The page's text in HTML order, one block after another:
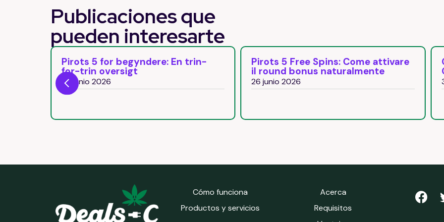
Publicaciones que
pueden interesarte
Pirots 5 for begyndere: En trin-
for-trin oversigt
29 junio 2026
Pirots 5 Free Spins: Come attivare
il round bonus naturalmente
26 junio 2026
Cómo funciona
Productos y servicios
Acerca
Requisitos